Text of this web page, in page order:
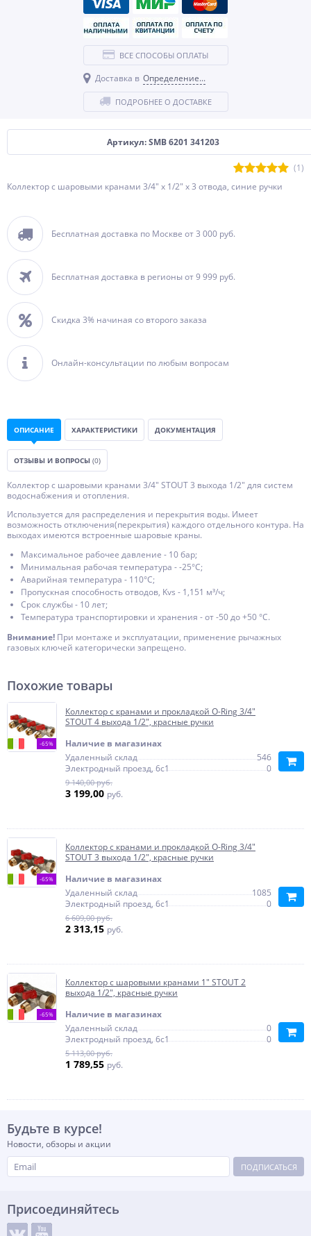
Артикул: SMB 6201 341203
(1)
Коллектор с шаровыми кранами 3/4" х 1/2" х 3 отвода, синие ручки
Бесплатная доставка по Москве от 3 000 руб.
Бесплатная доставка в регионы от 9 999 руб.
Скидка 3% начиная со второго заказа
Онлайн-консультации по любым вопросам
ВСЕ СПОСОБЫ ОПЛАТЫ
Доставка в Определение...
ПОДРОБНЕЕ О ДОСТАВКЕ
ОПИСАНИЕ ХАРАКТЕРИСТИКИ ДОКУМЕНТАЦИЯ
ОТЗЫВЫ И ВОПРОСЫ (0)
Коллектор с шаровыми кранами 3/4" STOUT 3 выхода 1/2" для систем
водоснабжения и отопления.
Используется для распределения и перекрытия воды. Имеет
возможность отключения(перекрытия) каждого отдельного контура. На
выходах имеются встроенные шаровые краны.
Максимальное рабочее давление - 10 бар;
Минимальная рабочая температура - -25°С;
Аварийная температура - 110°С;
Пропускная способность отводов, Kvs - 1,151 м³/ч;
Срок службы - 10 лет;
Температура транспортировки и хранения - от -50 до +50 °С.
Внимание! При монтаже и эксплуатации, применение рычажных
газовых ключей категорически запрещено.
Похожие товары
-65%
Коллектор с кранами и прокладкой O-Ring 3/4"
STOUT 4 выхода 1/2", красные ручки
Наличие в магазинах
Удаленный склад
546
Электродный проезд, 6с1
0
9 140,00 руб.
3 199,00 руб.
-65%
Коллектор с кранами и прокладкой O-Ring 3/4"
STOUT 3 выхода 1/2", красные ручки
Наличие в магазинах
Удаленный склад
1085
Электродный проезд, 6с1
0
6 609,00 руб.
2 313,15 руб.
-65%
Коллектор с шаровыми кранами 1" STOUT 2
выхода 1/2", красные ручки
Наличие в магазинах
Удаленный склад
0
Электродный проезд, 6с1
0
5 113,00 руб.
1 789,55 руб.
Будьте в курсе!
Новости, обзоры и акции
ПОДПИСАТЬСЯ
Присоединяйтесь